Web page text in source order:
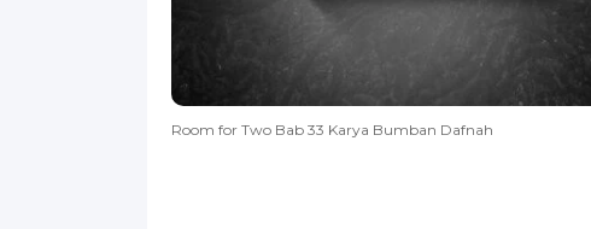
Room for Two Bab 33 Karya Bumban Dafnah